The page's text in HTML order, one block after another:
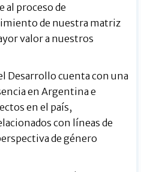
proceso de
de nuestra matriz
valor a nuestros
Desarrollo cuenta con una
en Argentina e
en el país,
con líneas de
de género